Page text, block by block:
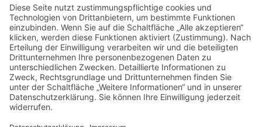
Website Administration